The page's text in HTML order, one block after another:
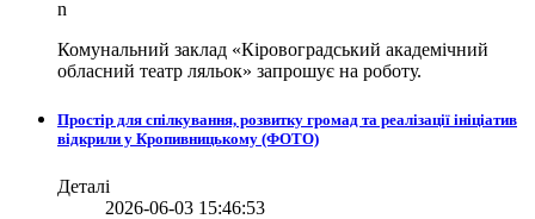
Комунальний заклад «Кіровоградський академічний
обласний театр ляльок» запрошує на роботу.
Простір для спілкування, розвитку громад та реалізації ініціатив
відкрили у Кропивницькому (ФОТО)
Деталі
2026-06-03 15:46:53